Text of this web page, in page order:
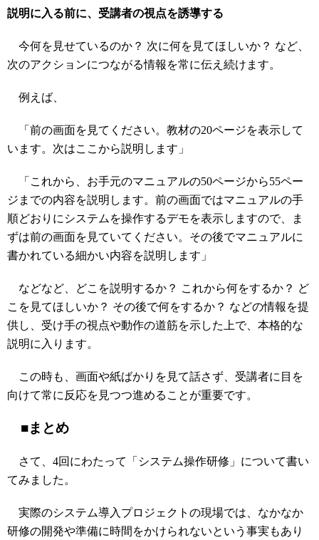
説明に入る前に、受講者の視点を誘導する
今何を見せているのか？ 次に何を見てほしいか？ など、
次のアクションにつながる情報を常に伝え続けます。
例えば、
「前の画面を見てください。教材の20ページを表示して
います。次はここから説明します」
「これから、お手元のマニュアルの50ページから55ペー
ジまでの内容を説明します。前の画面ではマニュアルの手
順どおりにシステムを操作するデモを表示しますので、ま
ずは前の画面を見ていてください。その後でマニュアルに
書かれている細かい内容を説明します」
などなど、どこを説明するか？ これから何をするか？ ど
こを見てほしいか？ その後で何をするか？ などの情報を提
供し、受け手の視点や動作の道筋を示した上で、本格的な
説明に入ります。
この時も、画面や紙ばかりを見て話さず、受講者に目を
向けて常に反応を見つつ進めることが重要です。
■まとめ
さて、4回にわたって「システム操作研修」について書い
てみました。
実際のシステム導入プロジェクトの現場では、なかなか
研修の開発や準備に時間をかけられないという事実もあり